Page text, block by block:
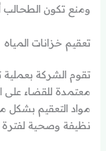
ومنع تكون الطحالب
تعقيم خزانات المياه
تقوم الشركة بعملية
معتمدة للقضاء على
مواد التعقيم بشكل
نظيفة وصحية لفترة